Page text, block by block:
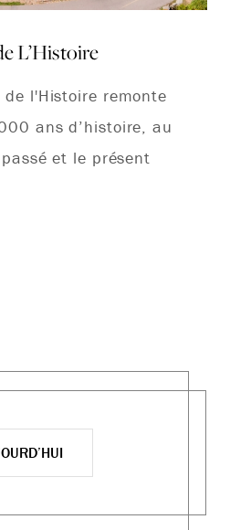
L’Histoire
l'Histoire remonte
ans d’histoire, au
et le présent